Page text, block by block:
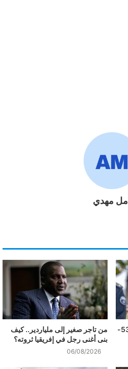
امل مهدي
الأدلة-تفكك-الخيوط-سقوط-538-
من تاجر صغير إلى ملياردير.. كيف
بنى أغنى رجل في إفريقيا ثروته؟
06/08/2026